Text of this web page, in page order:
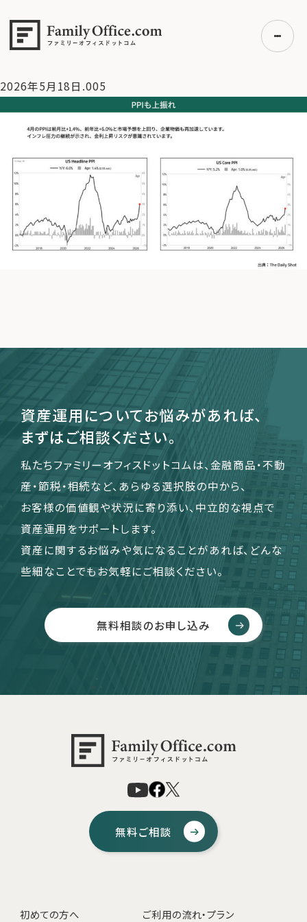
初めての方へ
ご利用の流れ・プラン
事例紹介
エキスパート一覧
無料講座
コラム
利用者の声
運営会社
ファミリーオフィスとは
メールマガジン登録
よくある質問
4.75%に要注意【2026/5/18マーケット見通し】
2026年5月
2026年5月18日.005
資産運用についてお悩みがあれば、
まずはご相談ください。
私たちファミリーオフィスドットコムは、金融商品・不動
産・節税・相続など、あらゆる選択肢の中から、
お客様の価値観や状況に寄り添い、中立的な視点で
資産運用をサポートします。
資産に関するお悩みや気になることがあれば、どんな
些細なことでもお気軽にご相談ください。
無料相談のお申し込み
無料ご相談
初めての方へ ご利用の流れ・プラン